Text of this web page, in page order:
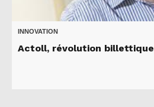
INNOVATION
Actoll, révolution billettique